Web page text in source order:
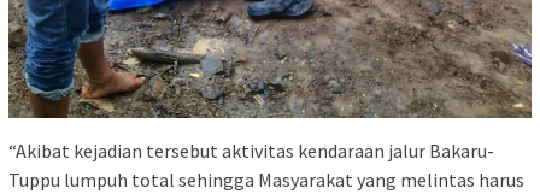
“Akibat kejadian tersebut aktivitas kendaraan jalur Bakaru-
Tuppu lumpuh total sehingga Masyarakat yang melintas harus